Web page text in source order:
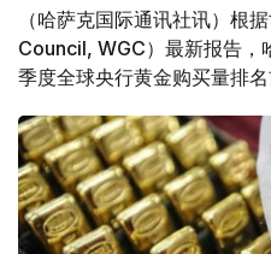
（哈萨克国际通讯社讯）根
Council, WGC）最新报告
季度全球央行黄金购买量排名